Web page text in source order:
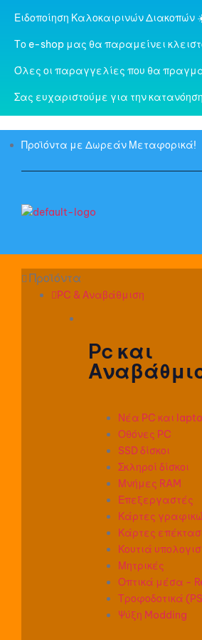
Ειδοποίηση Καλοκαιρινών Διακοπών
Το e-shop μας θα παραμείνει
Όλες οι παραγγελίες που θα
Σας ευχαριστούμε για την
Προϊόντα με Δωρεάν Μεταφορικά!
PC & Αναβάθμιση
Pc και
Νέα PC και
Οθόνες PC
SSD δίσκοι
Σκληροί δίσκοι
Μνήμες RAM
Επεξεργαστές
Κάρτες
Κάρτες
Κουτιά
Μητρικές
Οπτικά μέσα -
Τροφοδοτικά
Ψύξη Modding